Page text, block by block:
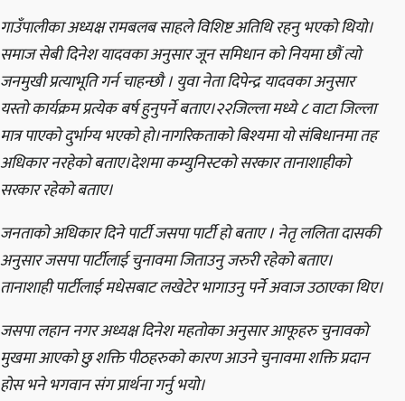
गाउँपालीका अध्यक्ष रामबलब साहले विशिष्ट अतिथि रहनु भएको थियो।
समाज सेबी दिनेश यादवका अनुसार जून समिधान को नियमा छौं त्यो
जनमुखी प्रत्याभूति गर्न चाहन्छौ । युवा नेता दिपेन्द्र यादवका अनुसार
यस्तो कार्यक्रम प्रत्येक बर्ष हुनुपर्ने बताए।२२जिल्ला मध्ये ८ वाटा जिल्ला
मात्र पाएको दुर्भाग्य भएको हो।नागरिकताको बिश्यमा यो संबिधानमा तह
अधिकार नरहेको बताए।देशमा कम्युनिस्टको सरकार तानाशाहीको
सरकार रहेको बताए।
जनताको अधिकार दिने पार्टी जसपा पार्टी हो बताए । नेतृ ललिता दासकी
अनुसार जसपा पार्टीलाई चुनावमा जिताउनु जरुरी रहेको बताए।
तानाशाही पार्टीलाई मधेसबाट लखेटेर भागाउनु पर्ने अवाज उठाएका थिए।
जसपा लहान नगर अध्यक्ष दिनेश महतोका अनुसार आफूहरु चुनावको
मुखमा आएको छु शक्ति पीठहरुको कारण आउने चुनावमा शक्ति प्रदान
होस भने भगवान संग प्रार्थना गर्नु भयो।